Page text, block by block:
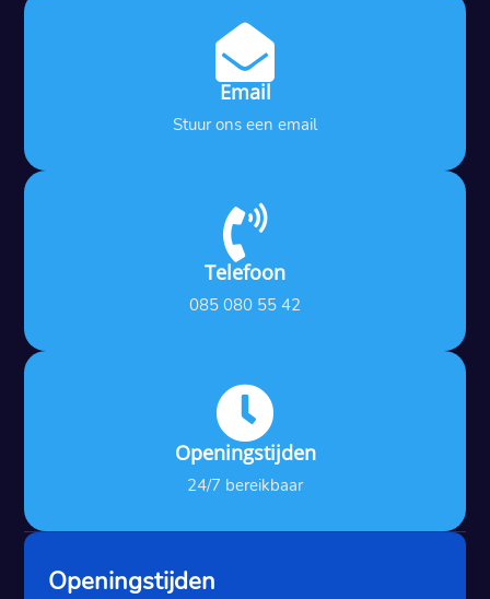

Email
Stuur ons een email

Telefoon
085 080 55 42

Openingstijden
24/7 bereikbaar
Openingstijden